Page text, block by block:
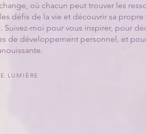
où chacun peut trouver les
défis de la vie et découvrir sa propre
Suivez-moi pour vous inspirer, pour
de développement personnel, et
LUMIÈRE